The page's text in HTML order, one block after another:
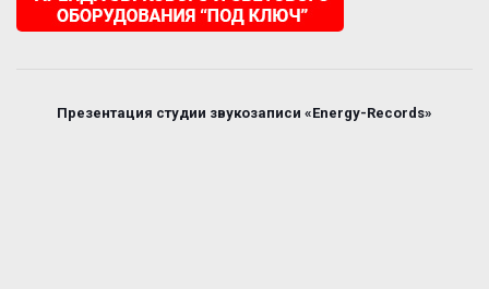
Презентация студии звукозаписи «Energy-Records»